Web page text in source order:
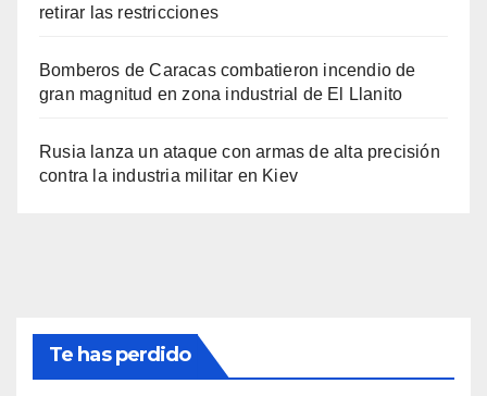
retirar las restricciones
Bomberos de Caracas combatieron incendio de
gran magnitud en zona industrial de El Llanito
Rusia lanza un ataque con armas de alta precisión
contra la industria militar en Kiev
Te has perdido